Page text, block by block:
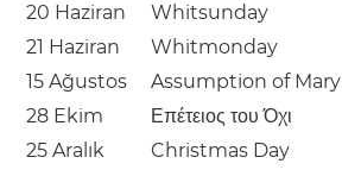
20 Haziran
Whitsunday
21 Haziran
Whitmonday
15 Ağustos
Assumption of Mary
28 Ekim
Επέτειος του Όχι
25 Aralık
Christmas Day